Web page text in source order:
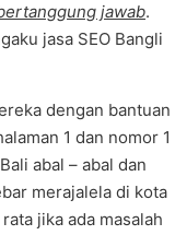
jawab.
jasa SEO Bangli
dengan bantuan
1 dan nomor 1
abal – abal dan
merajalela di kota
jika ada masalah